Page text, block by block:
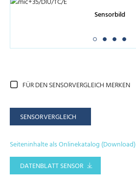
Sensorbild
FÜR DEN SENSORVERGLEICH MERKEN
SENSORVERGLEICH
Seiteninhalte als Onlinekatalog (Download)
DATENBLATT SENSOR